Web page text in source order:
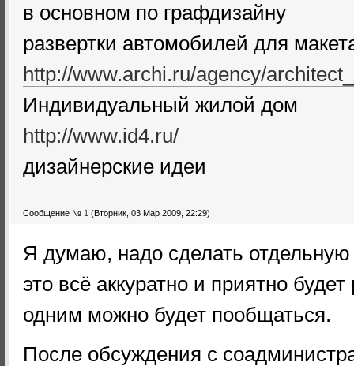
в основном по графдизайну
развертки автомобилей для
http://www.archi.ru/agency/
Индивидуальный жилой дом
http://www.id4.ru/
дизайнерские идеи
Сообщение № 1 (Вторник, 03 Мар 2009, 22:29)
Я думаю, надо сделать отдельную
это всё аккуратно и приятно
одним можно будет пообщаться.
После обсуждения с